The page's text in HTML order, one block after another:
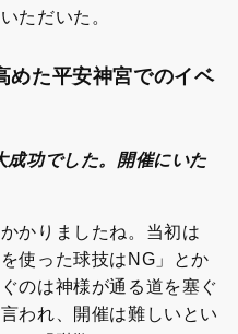
ただいた。
めた平安神宮でのイベ
功でした。開催にいた
かりましたね。当初は
使った球技はNG」とか
のは神様が通る道を塞ぐ
われ、開催は難しいとい